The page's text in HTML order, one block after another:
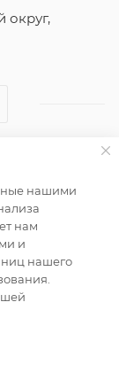
округ,
офертой
статьи 437
при
и
нашими
нам
и
нашего